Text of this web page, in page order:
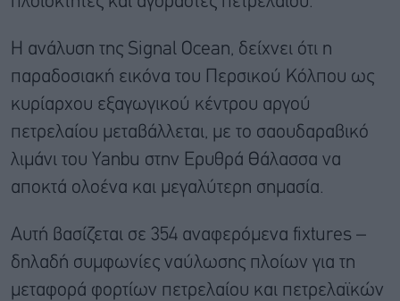
H ανάλυση της Signal Ocean, δείχνει ότι η
παραδοσιακή εικόνα του Περσικού Κόλπου ως
κυρίαρχου εξαγωγικού κέντρου αργού
πετρελαίου μεταβάλλεται, με το σαουδαραβικό
λιμάνι του Yanbu στην Ερυθρά Θάλασσα να
αποκτά ολοένα και μεγαλύτερη σημασία.
Αυτή βασίζεται σε 354 αναφερόμενα fixtures –
δηλαδή συμφωνίες ναύλωσης πλοίων για τη
μεταφορά φορτίων πετρελαίου και πετρελαϊκών